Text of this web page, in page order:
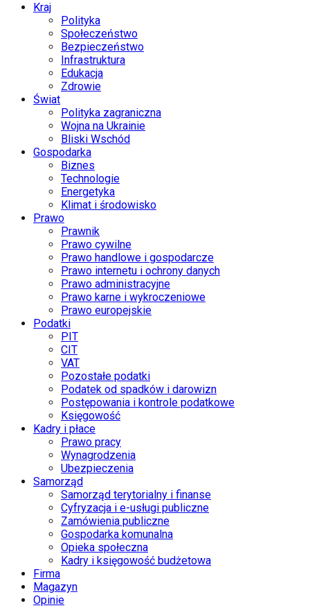
Kraj
Polityka
Społeczeństwo
Bezpieczeństwo
Infrastruktura
Edukacja
Zdrowie
Świat
Polityka zagraniczna
Wojna na Ukrainie
Bliski Wschód
Gospodarka
Biznes
Technologie
Energetyka
Klimat i środowisko
Prawo
Prawnik
Prawo cywilne
Prawo handlowe i gospodarcze
Prawo internetu i ochrony danych
Prawo administracyjne
Prawo karne i wykroczeniowe
Prawo europejskie
Podatki
PIT
CIT
VAT
Pozostałe podatki
Podatek od spadków i darowizn
Postępowania i kontrole podatkowe
Księgowość
Kadry i płace
Prawo pracy
Wynagrodzenia
Ubezpieczenia
Samorząd
Samorząd terytorialny i finanse
Cyfryzacja i e-usługi publiczne
Zamówienia publiczne
Gospodarka komunalna
Opieka społeczna
Kadry i księgowość budżetowa
Firma
Magazyn
Opinie